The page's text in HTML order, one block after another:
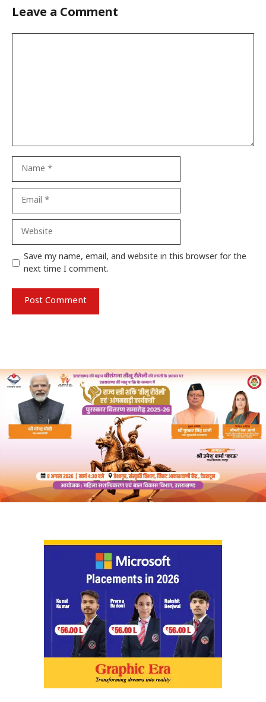
Leave a Comment
Save my name, email, and website in this browser for the
next time I comment.